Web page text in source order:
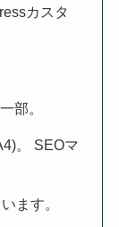
カスタ
部。
。 SEOマ
ます。